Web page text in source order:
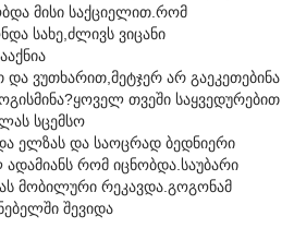
მისი საქციელით.რომ
სახე,ძლივს ვიცანი
ვუთხარით,მეტჯერ არ გაეკეთებინა
თვეში საყვედურებით
სცემსო
ელზას და საოცრად ბედნიერი
რომ იცნობდა.საუბარი
მობილური რეკავდა.გოგონამ
შევიდა